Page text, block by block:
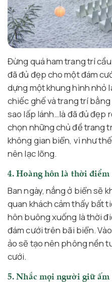
Đừng quá ham trang trí
đã đủ đẹp cho một đám
dựng một khung hình nhỏ
chiếc ghế và trang trí
sao lấp lánh…là đã đủ đẹp
chọn những chủ đề trang
không gian biển, vì như
nên lạc lõng.
4. Hoàng hôn là thời
Ban ngày, nắng ở biển sẽ
quan khách cảm thấy bất
hôn buông xuống là thời
đám cưới trên bãi biển.
ảo sẽ tạo nên phông nền
cưới.
5. Nhắc mọi người giữ